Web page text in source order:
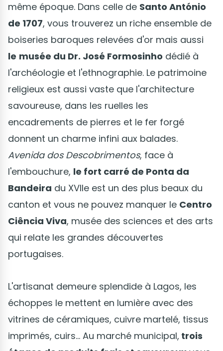
même époque. Dans celle de Santo António
de 1707, vous trouverez un riche ensemble de
boiseries baroques relevées d'or mais aussi
le musée du Dr. José Formosinho dédié à
l'archéologie et l'ethnographie. Le patrimoine
religieux est aussi vaste que l'architecture
savoureuse, dans les ruelles les
encadrements de pierres et le fer forgé
donnent un charme infini aux balades.
Avenida dos Descobrimentos, face à
l'embouchure, le fort carré de Ponta da
Bandeira du XVIIe est un des plus beaux du
canton et vous ne pouvez manquer le Centro
Ciência Viva, musée des sciences et des arts
qui relate les grandes découvertes
portugaises.
L'artisanat demeure splendide à Lagos, les
échoppes le mettent en lumière avec des
vitrines de céramiques, cuivre martelé, tissus
imprimés, cuirs... Au marché municipal, trois